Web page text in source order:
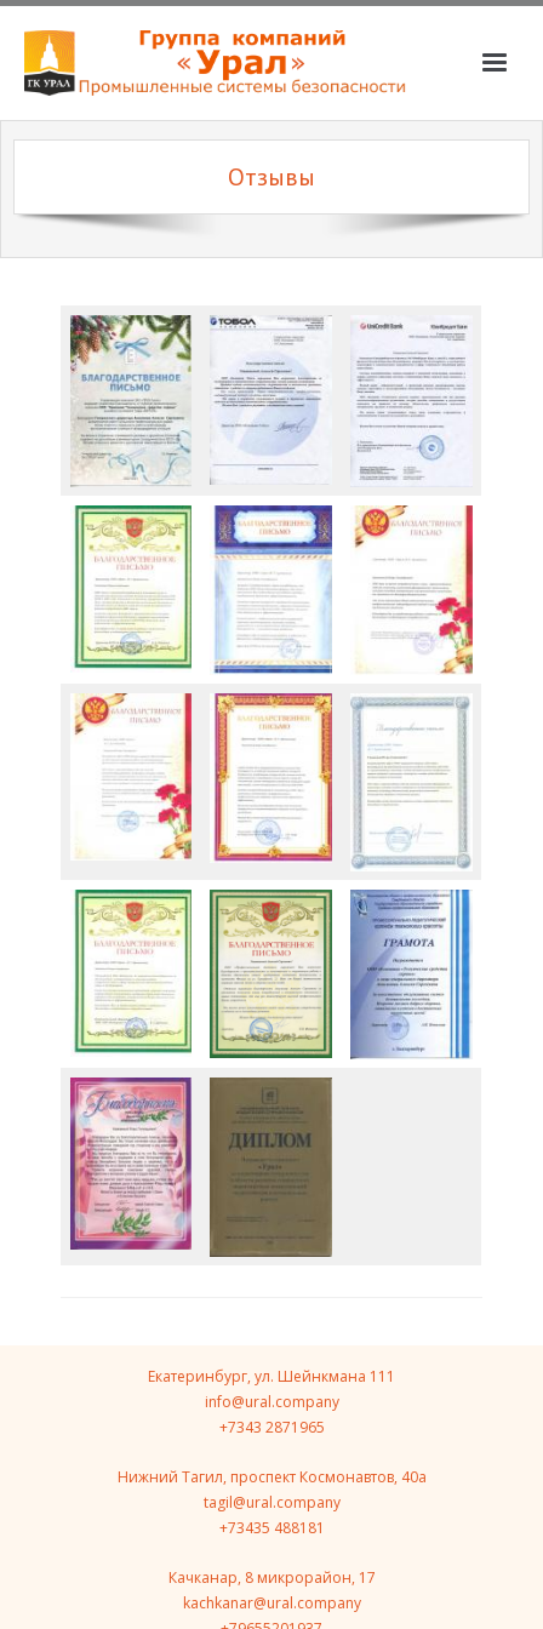
О компании
Вакансии
📞📧
Отзывы
Екатеринбург, ул. Шейнкмана 111
info@ural.company
+7343 2871965
Нижний Тагил, проспект Космонавтов, 40a
tagil@ural.company
+73435 488181
Качканар, 8 микрорайон, 17
kachkanar@ural.company